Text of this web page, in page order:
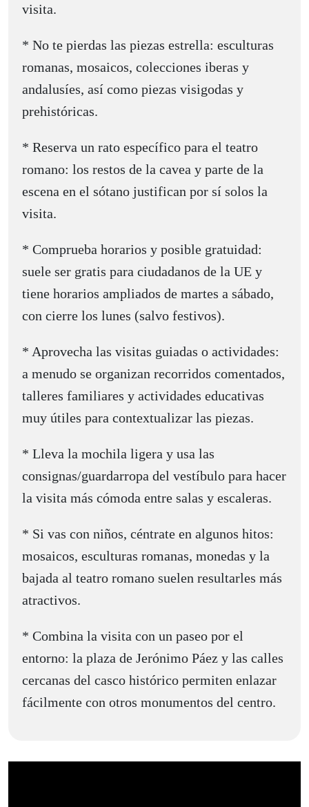
visita.
* No te pierdas las piezas estrella: esculturas
romanas, mosaicos, colecciones iberas y
andalusíes, así como piezas visigodas y
prehistóricas.
* Reserva un rato específico para el teatro
romano: los restos de la cavea y parte de la
escena en el sótano justifican por sí solos la
visita.
* Comprueba horarios y posible gratuidad:
suele ser gratis para ciudadanos de la UE y
tiene horarios ampliados de martes a sábado,
con cierre los lunes (salvo festivos).
* Aprovecha las visitas guiadas o actividades:
a menudo se organizan recorridos comentados,
talleres familiares y actividades educativas
muy útiles para contextualizar las piezas.
* Lleva la mochila ligera y usa las
consignas/guardarropa del vestíbulo para hacer
la visita más cómoda entre salas y escaleras.
* Si vas con niños, céntrate en algunos hitos:
mosaicos, esculturas romanas, monedas y la
bajada al teatro romano suelen resultarles más
atractivos.
* Combina la visita con un paseo por el
entorno: la plaza de Jerónimo Páez y las calles
cercanas del casco histórico permiten enlazar
fácilmente con otros monumentos del centro.